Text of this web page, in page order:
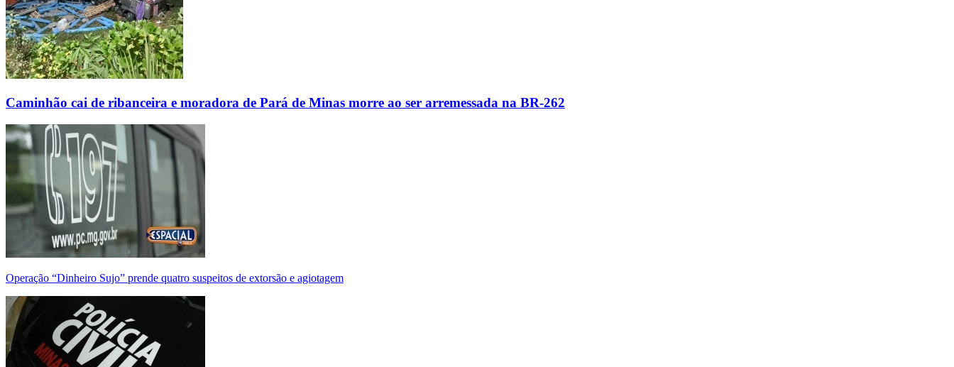
Caminhão cai de ribanceira e moradora de Pará de Minas morre ao ser arremessada na BR-262
Operação “Dinheiro Sujo” prende quatro suspeitos de extorsão e agiotagem